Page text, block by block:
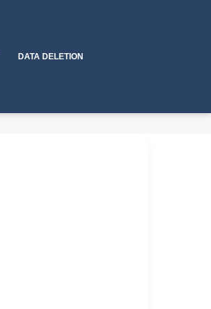
DATA DELETION